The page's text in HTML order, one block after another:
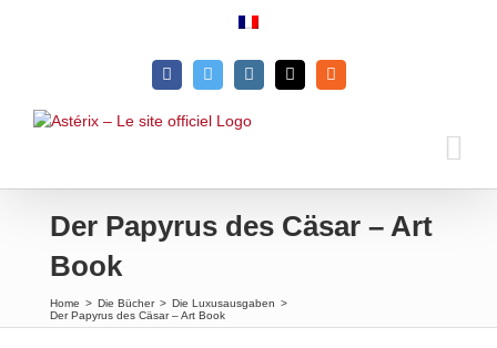
FacebookTwitterInstagramEmailRss
Der Papyrus des Cäsar – Art
Book
Home > Die Bücher > Die Luxusausgaben >
Der Papyrus des Cäsar – Art Book